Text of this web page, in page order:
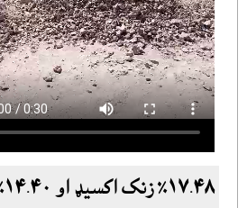
١٧.٤٨٪ زنک اکسيډ او ١٤.٤٠٪ ليډ اوري